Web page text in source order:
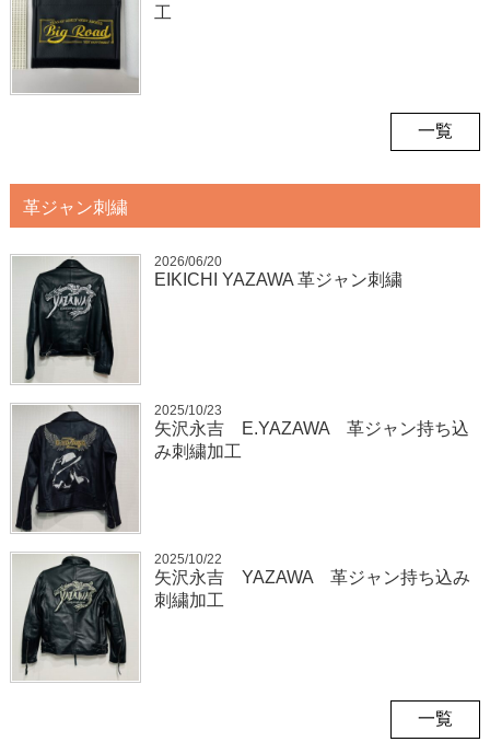
工
一覧
革ジャン刺繍
2026/06/20
EIKICHI YAZAWA 革ジャン刺繍
2025/10/23
矢沢永吉 E.YAZAWA 革ジャン持ち込
み刺繍加工
2025/10/22
矢沢永吉 YAZAWA 革ジャン持ち込み
刺繍加工
一覧